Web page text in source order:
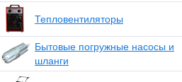
Тепловентиляторы
Бытовые погружные насосы и
шланги